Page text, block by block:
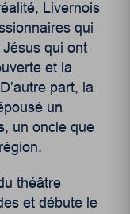
Livernois
qui
qui ont
et la
part, la
un
un oncle que
théâtre
et débute le